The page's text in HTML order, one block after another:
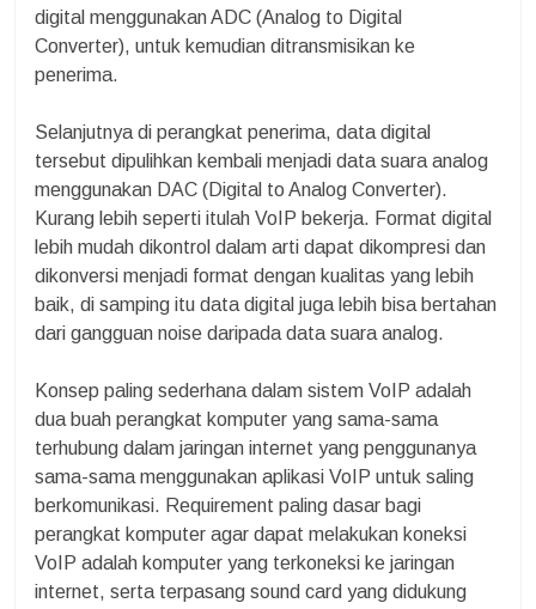
digital menggunakan ADC (Analog to Digital
Converter), untuk kemudian ditransmisikan ke
penerima.
Selanjutnya di perangkat penerima, data digital
tersebut dipulihkan kembali menjadi data suara analog
menggunakan DAC (Digital to Analog Converter).
Kurang lebih seperti itulah VoIP bekerja. Format digital
lebih mudah dikontrol dalam arti dapat dikompresi dan
dikonversi menjadi format dengan kualitas yang lebih
baik, di samping itu data digital juga lebih bisa bertahan
dari gangguan noise daripada data suara analog.
Konsep paling sederhana dalam sistem VoIP adalah
dua buah perangkat komputer yang sama-sama
terhubung dalam jaringan internet yang penggunanya
sama-sama menggunakan aplikasi VoIP untuk saling
berkomunikasi. Requirement paling dasar bagi
perangkat komputer agar dapat melakukan koneksi
VoIP adalah komputer yang terkoneksi ke jaringan
internet, serta terpasang sound card yang didukung